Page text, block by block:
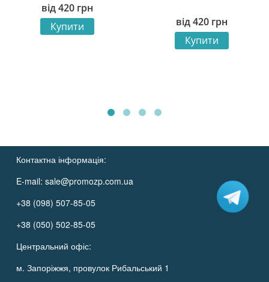
від420 грн
Купити
від420 грн
Купити
Контактна інформація:
E-mail: sale@promozp.com.ua
+38 (098) 507-85-05
+38 (050) 502-85-05
Центральний офіс:
м. Запоріжжя, провулок Рибальський 1